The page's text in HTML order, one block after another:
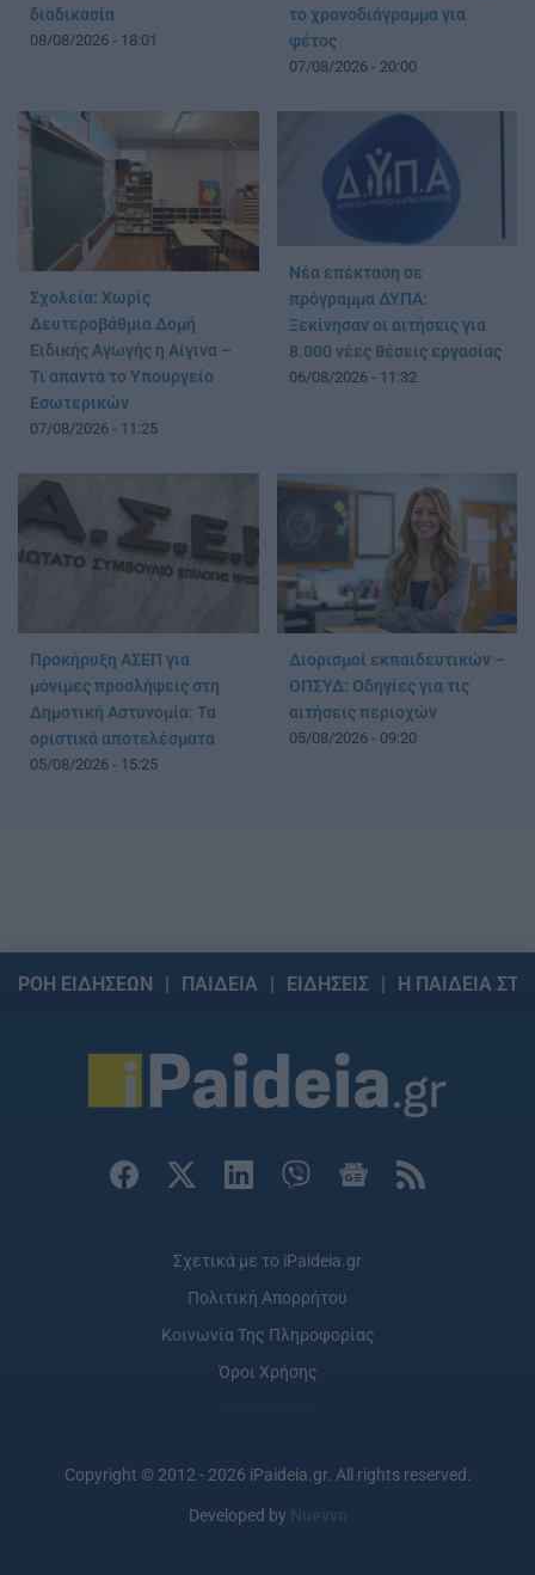
διαδικασία
08/08/2026 - 18:01
το χρονοδιάγραμμα για
φέτος
07/08/2026 - 20:00
Σχολεία: Χωρίς
Δευτεροβάθμια Δομή
Ειδικής Αγωγής η Αίγινα –
Τι απαντά το Υπουργείο
Εσωτερικών
07/08/2026 - 11:25
Νέα επέκταση σε
πρόγραμμα ΔΥΠΑ:
Ξεκίνησαν οι αιτήσεις για
8.000 νέες θέσεις εργασίας
06/08/2026 - 11:32
Προκήρυξη ΑΣΕΠ για
μόνιμες προσλήψεις στη
Δημοτική Αστυνομία: Τα
οριστικά αποτελέσματα
05/08/2026 - 15:25
Διορισμοί εκπαιδευτικών –
ΟΠΣΥΔ: Οδηγίες για τις
αιτήσεις περιοχών
05/08/2026 - 09:20
ΡΟΗ ΕΙΔΗΣΕΩΝ ΠΑΙΔΕΙΑ ΕΙΔΗΣΕΙΣ Η ΠΑΙΔΕΙΑ
Σχετικά με το iPaideia.gr
Πολιτική Απορρήτου
Κοινωνία Της Πληροφορίας
Όροι Χρήσης
Copyright © 2012 - 2026 iPaideia.gr. All rights reserved.
Developed by